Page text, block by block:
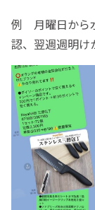
例 月曜日から
認、翌週週明け